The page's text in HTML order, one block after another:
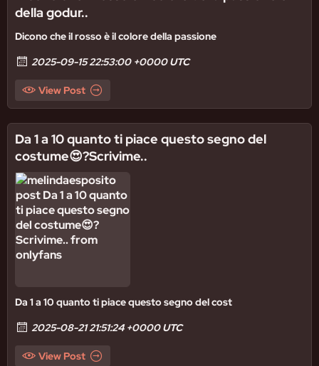
della godur..
Dicono che il rosso è il colore della passione
2025-09-15 22:53:00 +0000 UTC
View Post
Da 1 a 10 quanto ti piace questo segno del
costume😍?Scrivime..
Da 1 a 10 quanto ti piace questo segno del cost
2025-08-21 21:51:24 +0000 UTC
View Post